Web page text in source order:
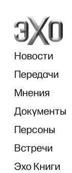
Новости
Передачи
Мнения
Документы
Персоны
Встречи
Эхо Книги